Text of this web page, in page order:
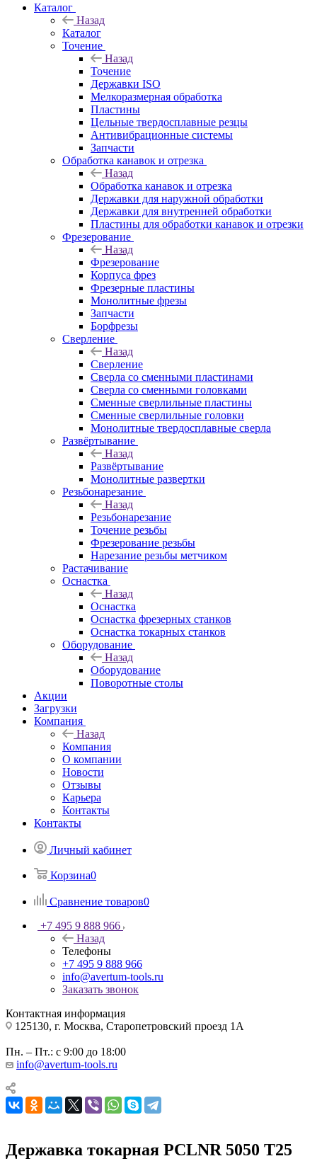
Каталог
Назад
Каталог
Точение
Назад
Точение
Державки ISO
Мелкоразмерная обработка
Пластины
Цельные твердосплавные резцы
Антивибрационные системы
Запчасти
Обработка канавок и отрезка
Назад
Обработка канавок и отрезка
Державки для наружной обработки
Державки для внутренней обработки
Пластины для обработки канавок и отрезки
Фрезерование
Назад
Фрезерование
Корпуса фрез
Фрезерные пластины
Монолитные фрезы
Запчасти
Борфрезы
Сверление
Назад
Сверление
Сверла со сменными пластинами
Сверла со сменными головками
Сменные сверлильные пластины
Сменные сверлильные головки
Монолитные твердосплавные сверла
Развёртывание
Назад
Развёртывание
Монолитные развертки
Резьбонарезание
Назад
Резьбонарезание
Точение резьбы
Фрезерование резьбы
Нарезание резьбы метчиком
Растачивание
Оснастка
Назад
Оснастка
Оснастка фрезерных станков
Оснастка токарных станков
Оборудование
Назад
Оборудование
Поворотные столы
Акции
Загрузки
Компания
Назад
Компания
О компании
Новости
Отзывы
Карьера
Контакты
Контакты
Личный кабинет
Корзина0
Сравнение товаров0
+7 495 9 888 966
Назад
Телефоны
+7 495 9 888 966
info@avertum-tools.ru
Заказать звонок
Контактная информация
125130, г. Москва, Старопетровский проезд 1А
Пн. – Пт.: с 9:00 до 18:00
info@avertum-tools.ru
Державка токарная PCLNR 5050 T25